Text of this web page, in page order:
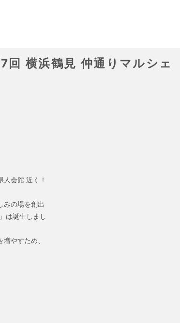
回 横浜鶴見 仲通りマルシェ
会館 近く！
みの場を創出
は誕生しまし
やすため、